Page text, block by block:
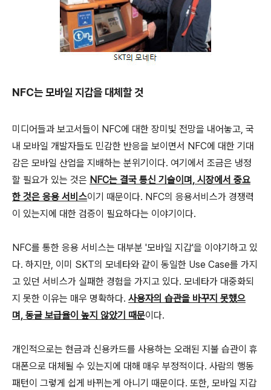
NFC는 모바일 지갑을 대체할 것
미디어들과 보고서들이 NFC에 대한 장미빛 전망을 내어놓고, 국
내 모바일 개발자들도 민감한 반응을 보이면서 NFC에 대한 기대
감은 모바일 산업을 지배하는 분위기이다. 여기에서 조금은 냉정
할 필요가 있는 것은 NFC는 결국 통신 기술이며, 시장에서 중요
한 것은 응용 서비스이기 때문이다. NFC의 응용서비스가 경쟁력
이 있는지에 대한 검증이 필요하다는 이야기이다.
NFC를 통한 응용 서비스는 대부분 '모바일 지갑'을 이야기하고 있
다. 하지만, 이미 SKT의 모네타와 같이 동일한 Use Case를 가지
고 있던 서비스가 실패한 경험을 가지고 있다. 모네타가 대중화되
지 못한 이유는 매우 명확하다. 사용자의 습관을 바꾸지 못했으
며, 동글 보급율이 높지 않았기 때문이다.
개인적으로는 현금과 신용카드를 사용하는 오래된 지불 습관이 휴
대폰으로 대체될 수 있는지에 대해 매우 부정적이다. 사람의 행동
패턴이 그렇게 쉽게 바뀌는게 아니기 때문이다. 또한, 모바일 지갑